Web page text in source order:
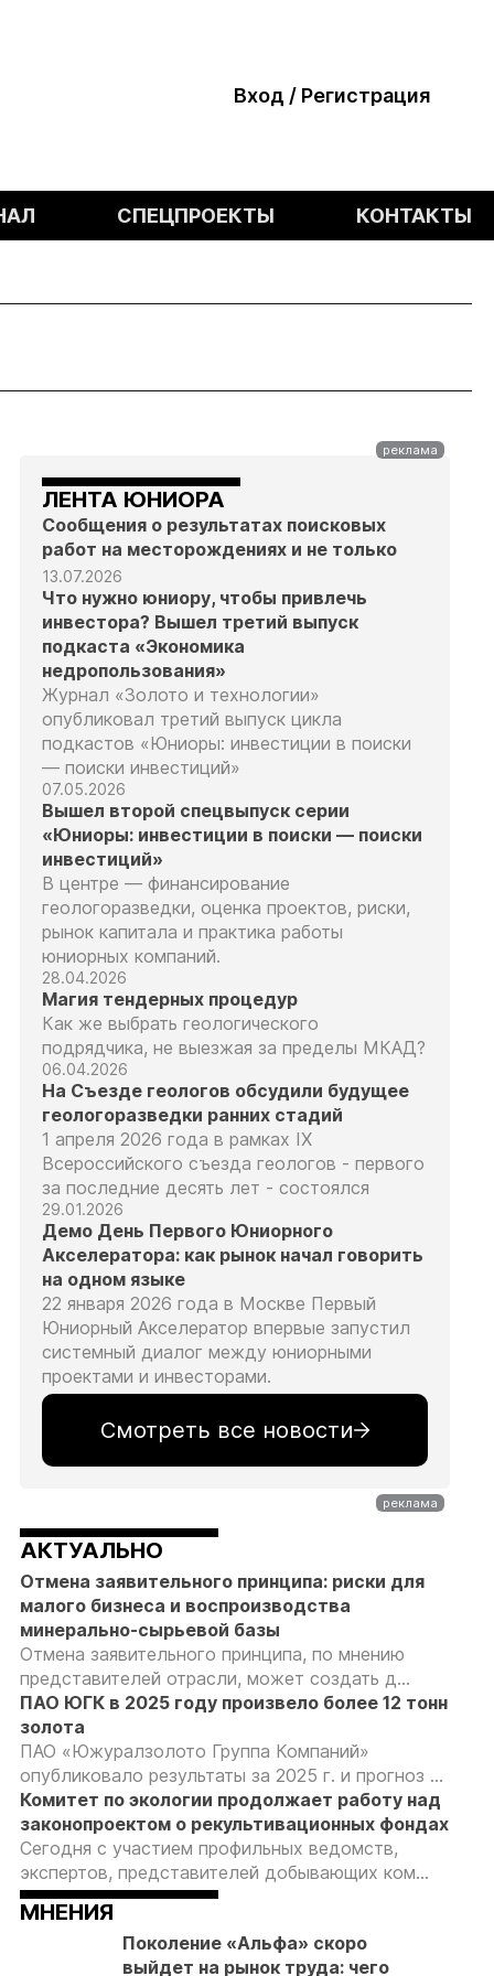
Вход / Регистрация
СПЕЦПРОЕКТЫ КОНТАКТЫ
ЛЕНТА ЮНИОРА
Сообщения о результатах поисковых
работ на месторождениях и не только
13.07.2026
Что нужно юниору, чтобы привлечь
инвестора? Вышел третий выпуск
подкаста «Экономика
недропользования»
Журнал «Золото и технологии»
опубликовал третий выпуск цикла
подкастов «Юниоры: инвестиции в поиски
— поиски инвестиций»
07.05.2026
Вышел второй спецвыпуск серии
«Юниоры: инвестиции в поиски — поиски
инвестиций»
В центре — финансирование
геологоразведки, оценка проектов, риски,
рынок капитала и практика работы
юниорных компаний.
28.04.2026
Магия тендерных процедур
Как же выбрать геологического
подрядчика, не выезжая за пределы МКАД?
06.04.2026
На Съезде геологов обсудили будущее
геологоразведки ранних стадий
1 апреля 2026 года в рамках IX
Всероссийского съезда геологов - первого
за последние десять лет - состоялся
29.01.2026
Демо День Первого Юниорного
Акселератора: как рынок начал говорить
на одном языке
22 января 2026 года в Москве Первый
Юниорный Акселератор впервые запустил
системный диалог между юниорными
проектами и инвесторами.
Смотреть все новости
АКТУАЛЬНО
Отмена заявительного принципа: риски для
малого бизнеса и воспроизводства
минерально-сырьевой базы
Отмена заявительного принципа, по мнению
представителей отрасли, может создать д...
ПАО ЮГК в 2025 году произвело более 12 тонн
золота
ПАО «Южуралзолото Группа Компаний»
опубликовало результаты за 2025 г. и прогноз ...
Комитет по экологии продолжает работу над
законопроектом о рекультивационных фондах
Сегодня с участием профильных ведомств,
экспертов, представителей добывающих ком...
МНЕНИЯ
Поколение «Альфа» скоро
выйдет на рынок труда: чего